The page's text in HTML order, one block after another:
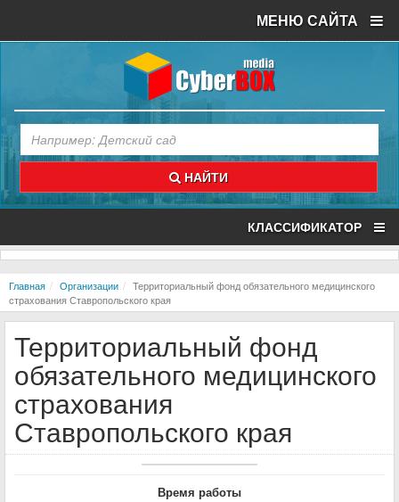
МЕНЮ САЙТА
НАЙТИ
КЛАССИФИКАТОР
Главная Организации
Территориальный фонд обязательного медицинского
страхования Ставропольского края
Территориальный фонд
обязательного медицинского
страхования
Ставропольского края
Время работы